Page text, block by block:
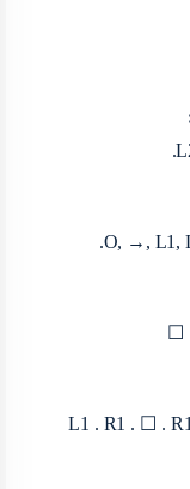
O, →, L1,
L1 . R1 . ☐ .